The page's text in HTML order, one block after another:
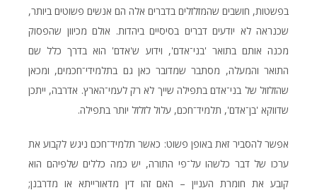
בפשטות, חושבים שהמזלזלים בדברים אלה הם אנשים פשוטים ביותר,
שכנראה לא יודעים דברים בסיסיים ביהדות. אולם מכיוון שהפסוק
מכנה אותם בתואר 'בני־אדם', וידוע ש'אדם' הוא בדרך כלל שם
התואר והמעלה, מסתבר שמדובר כאן גם בתלמידי־חכמים, ומכאן
שהזלזול של בני־אדם בתפילה שייך לא רק לעמי־הארץ. אדרבה, ייתכן
שדווקא 'בן־אדם', תלמיד־חכם, עלול לזלזל יותר בתפילה.
אפשר להסביר זאת באופן פשוט: כאשר תלמיד־חכם ניגש לקבוע את
ערכו של דבר כלשהו על־פי התורה, יש כמה כללים שלפיהם הוא
קובע את חומרת העניין – האם זהו דין מדאורייתא או מדרבנן;